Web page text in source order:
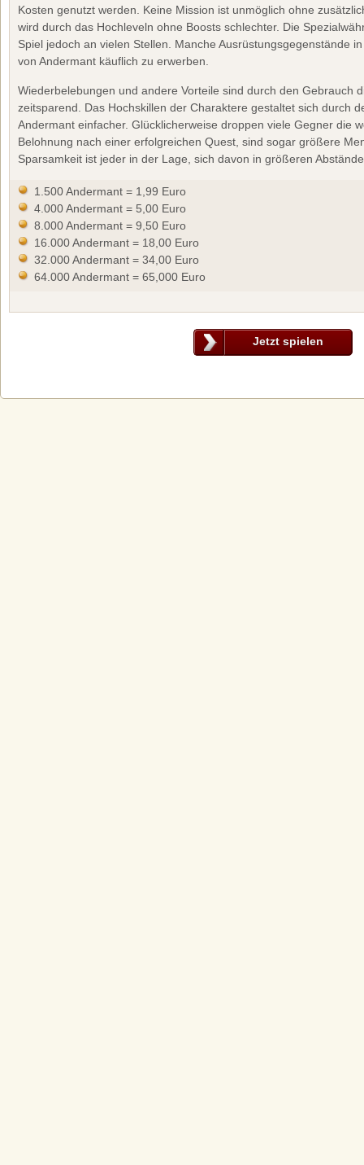
Kosten genutzt werden. Keine Mission ist unmöglich ohne
wird durch das Hochleveln ohne Boosts schlechter. Die
Spiel jedoch an vielen Stellen. Manche Ausrüstungsgegenstände
von Andermant käuflich zu erwerben.
Wiederbelebungen und andere Vorteile sind durch den Gebrauch
zeitsparend. Das Hochskillen der Charaktere gestaltet sich durch
Andermant einfacher. Glücklicherweise droppen viele Gegner die
Belohnung nach einer erfolgreichen Quest, sind sogar größere
Sparsamkeit ist jeder in der Lage, sich davon in größeren
1.500 Andermant = 1,99 Euro
4.000 Andermant = 5,00 Euro
8.000 Andermant = 9,50 Euro
16.000 Andermant = 18,00 Euro
32.000 Andermant = 34,00 Euro
64.000 Andermant = 65,000 Euro
Jetzt spielen